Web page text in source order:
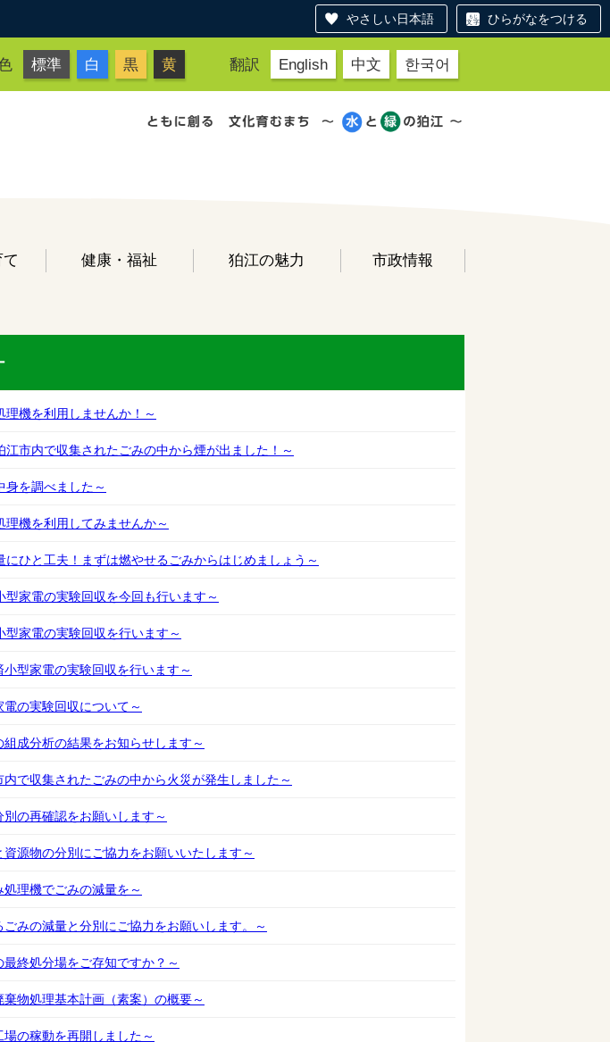
やさしい日本語 ひらがなをつける
標準 白 黒 黄 翻訳 English 中文 한국어
健康・福祉 狛江の魅力 市政情報
機を利用しませんか！～
市内で収集されたごみの中から煙が出ました！～
を調べました～
機を利用してみませんか～
ひと工夫！まずは燃やせるごみからはじめましょう～
家電の実験回収を今回も行います～
家電の実験回収を行います～
型家電の実験回収を行います～
の実験回収について～
成分析の結果をお知らせします～
で収集されたごみの中から火災が発生しました～
の再確認をお願いします～
源物の分別にご協力をお願いいたします～
理機でごみの減量を～
みの減量と分別にご協力をお願いします。～
終処分場をご存知ですか？～
物処理基本計画（素案）の概要～
の稼動を再開しました～